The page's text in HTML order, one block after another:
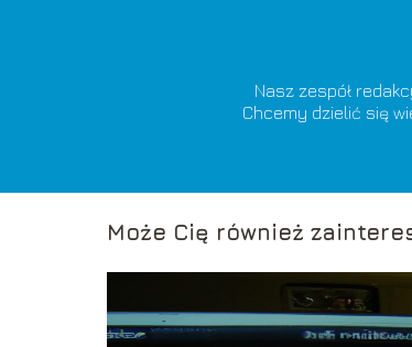
Nasz zespół
Chcemy dzielić się
Może Cię również